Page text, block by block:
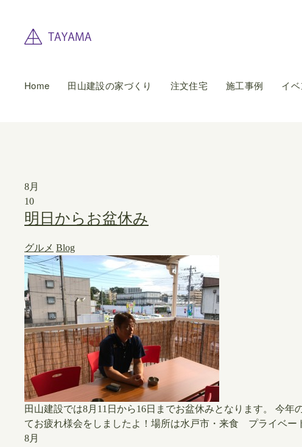
Home 田山建設の家づくり 注文住宅 施工事例 イベ
8月
10
明日からお盆休み
グルメ Blog
田山建設では8月11日から16日までお盆休みとなります。 ​今
てお疲れ様会をしましたよ！場所は水戸市・来食 プライベー
8月